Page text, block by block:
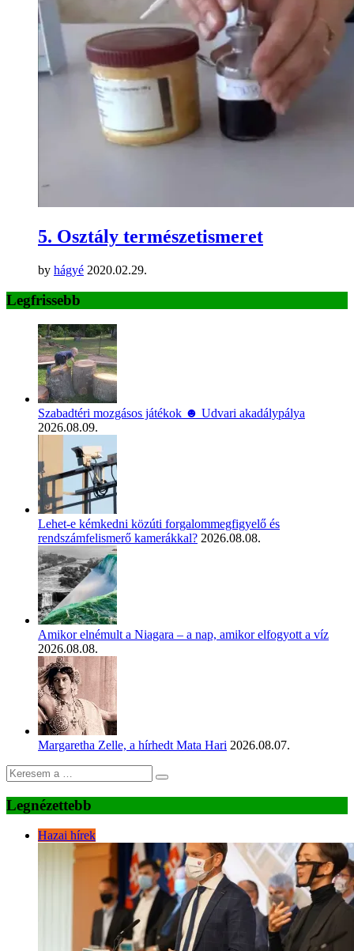
5. Osztály természetismeret
by hágyé 2020.02.29.
Legfrissebb
Szabadtéri mozgásos játékok ☻ Udvari akadálypálya
2026.08.09.
Lehet-e kémkedni közúti forgalommegfigyelő és
rendszámfelismerő kamerákkal? 2026.08.08.
Amikor elnémult a Niagara – a nap, amikor elfogyott a víz
2026.08.08.
Margaretha Zelle, a hírhedt Mata Hari 2026.08.07.
Legnézettebb
Hazai hírek